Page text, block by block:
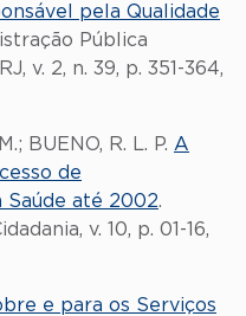
pela Qualidade
Pública
v. 2, n. 39, p. 351-364,
BUENO, R. L. P. A
de
Saúde até 2002.
v. 10, p. 01-16,
e para os Serviços